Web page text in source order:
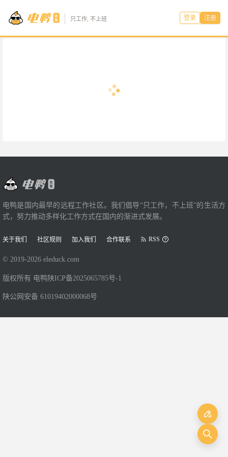
只工作, 不上班 登录 注册
电鸭是国内最早的远程工作社区。我们倡导“只工作，不上班”的生活方
式，努力推动多样化工作方式在国内的渐进式发展。
关于我们 社区规则 加入我们 合作联系 RSS
© 2019-2026 eleduck.com
版权所有 电鸭 陕ICP备2025065785号-1
陕公网安备 61019402000068号